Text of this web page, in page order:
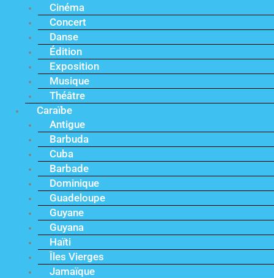
Cinéma
Concert
Danse
Édition
Exposition
Musique
Théâtre
Caraïbe
Antigue
Barbuda
Cuba
Barbade
Dominique
Guadeloupe
Guyane
Guyana
Haïti
Îles Vierges
Jamaïque